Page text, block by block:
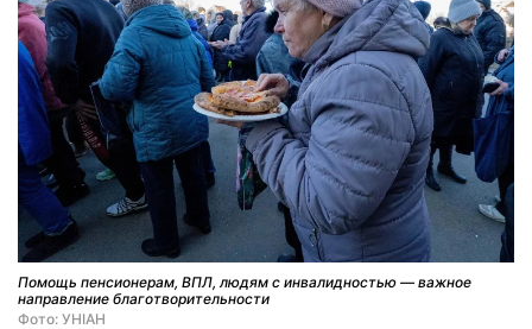
Помощь пенсионерам, ВПЛ, людям с инвалидностью — важное
направление благотворительности
Фото: УНІАН